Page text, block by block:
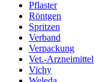
Pflaster
Röntgen
Spritzen
Verband
Verpackung
Vet.-Arzneimittel
Vichy